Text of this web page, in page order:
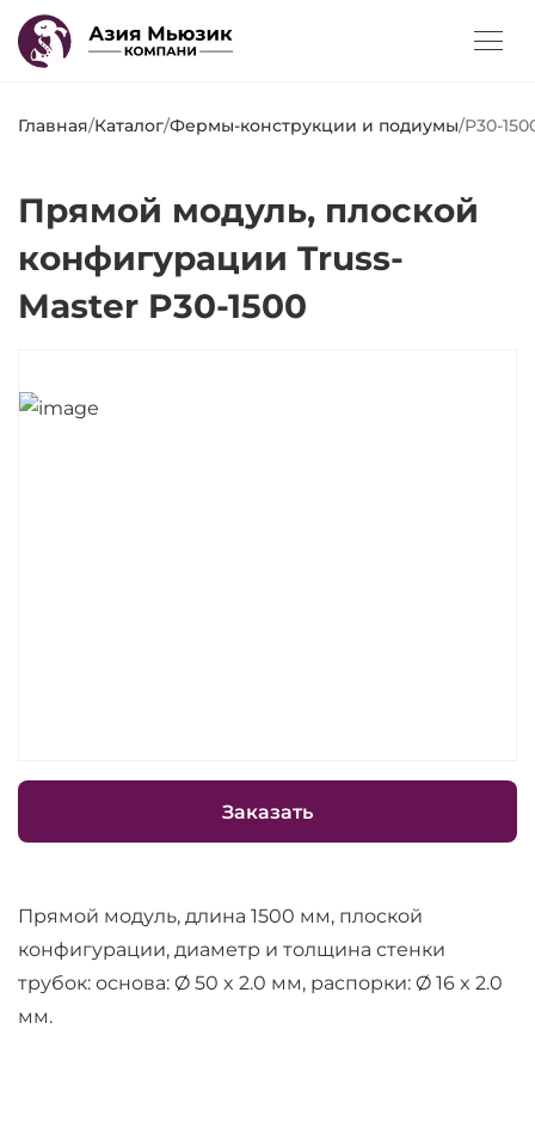
Главная/Каталог/Фермы-конструкции и подиумы/P30-
Прямой модуль, плоской
конфигурации Truss-
Master P30-1500
Заказать
Прямой модуль, длина 1500 мм, плоской
конфигурации, диаметр и толщина стенки
трубок: основа: Ø 50 x 2.0 мм, распорки: Ø 16 x 2.0
мм.